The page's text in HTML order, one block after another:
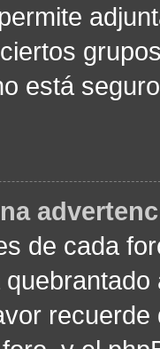
está
de cada